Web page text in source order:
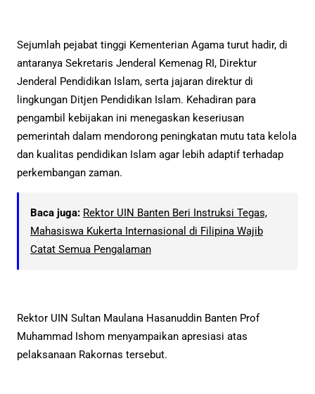
Sejumlah pejabat tinggi Kementerian Agama turut hadir, di
antaranya Sekretaris Jenderal Kemenag RI, Direktur
Jenderal Pendidikan Islam, serta jajaran direktur di
lingkungan Ditjen Pendidikan Islam. Kehadiran para
pengambil kebijakan ini menegaskan keseriusan
pemerintah dalam mendorong peningkatan mutu tata kelola
dan kualitas pendidikan Islam agar lebih adaptif terhadap
perkembangan zaman.
Baca juga: Rektor UIN Banten Beri Instruksi Tegas,
Mahasiswa Kukerta Internasional di Filipina Wajib
Catat Semua Pengalaman
Rektor UIN Sultan Maulana Hasanuddin Banten Prof
Muhammad Ishom menyampaikan apresiasi atas
pelaksanaan Rakornas tersebut.